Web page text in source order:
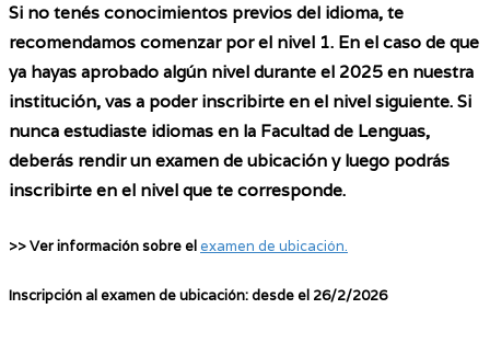
Si no tenés conocimientos previos del idioma, te
recomendamos comenzar por el nivel 1. En el caso de que
ya hayas aprobado algún nivel durante el 2025 en nuestra
institución, vas a poder inscribirte en el nivel siguiente. Si
nunca estudiaste idiomas en la Facultad de Lenguas,
deberás rendir un examen de ubicación y luego podrás
inscribirte en el nivel que te corresponde.
>> Ver información sobre elexamen de ubicación.
Inscripción al examen de ubicación:desde el 26/2/2026